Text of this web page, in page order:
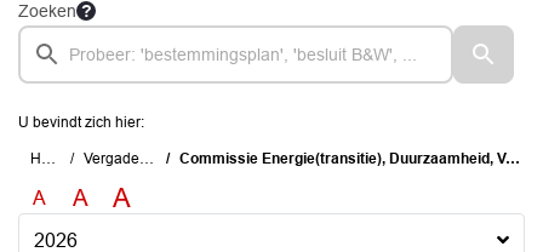
Zoeken
U bevindt zich hier:
Home Vergaderingen Commissie Energie(transitie), Duurzaamheid, Vastgoed en Wonen
A A A
2026